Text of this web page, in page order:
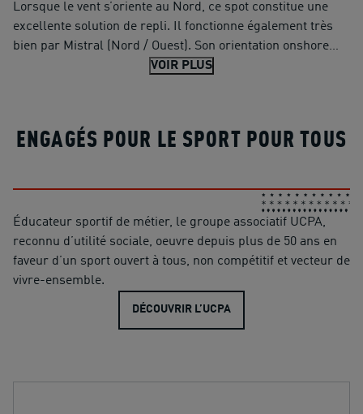
Lorsque le vent s’oriente au Nord, ce spot constitue une
excellente solution de repli. Il fonctionne également très
bien par Mistral (Nord / Ouest). Son orientation onshore
tribord offre des conditions idéales pour réaliser de très
nombreux clubs de voile installés sur la plage. Par vent
d’Est, le spot bénéficie d’un effet venturi généré par le
plan d’eau reste plat, sans formation de vagues, ce qui en
fait un lieu particulièrement adapté à la pratique du slalom
et de la vitesse. Équipements et services : - espace
d’accueil ombragé - sanitaires - douches - vestiaires -
base « les pieds dans l’eau » avec accès au spot à 100 m
VOIR PLUS
ENGAGÉS POUR LE SPORT POUR TOUS
Éducateur sportif de métier, le groupe associatif UCPA,
reconnu d’utilité sociale, oeuvre depuis plus de 50 ans en
faveur d’un sport ouvert à tous, non compétitif et vecteur de
vivre-ensemble.
DÉCOUVRIR L’UCPA